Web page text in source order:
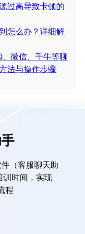
过高导致卡顿的
怎么办？详细解
微信、千牛等聊
法与操作步骤
（客服聊天助
训时间，实现
程